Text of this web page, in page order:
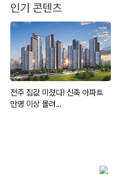
인기 콘텐츠